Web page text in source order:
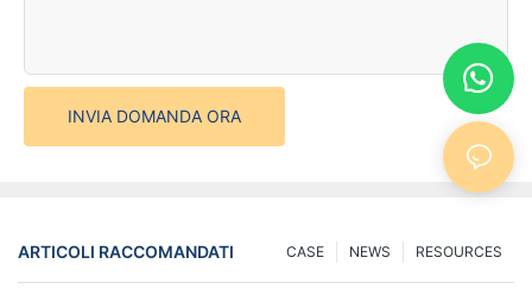
INVIA DOMANDA ORA
ARTICOLI RACCOMANDATI RESOURCES
NEWS
CASE